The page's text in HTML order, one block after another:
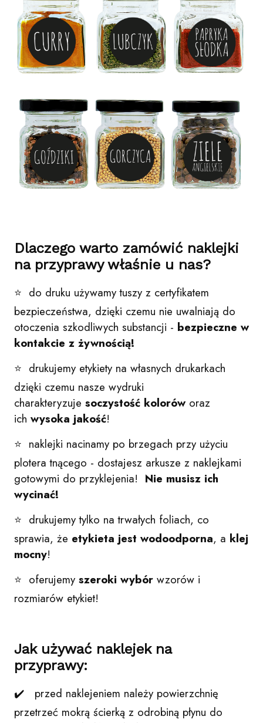
Dlaczego warto zamówić naklejki
na przyprawy właśnie u nas?
⭐ do druku używamy tuszy z certyfikatem
bezpieczeństwa, dzięki czemu nie uwalniają do
otoczenia szkodliwych substancji - bezpieczne w
kontakcie z żywnością!
⭐ drukujemy etykiety na własnych drukarkach
dzięki czemu nasze wydruki
charakteryzuje soczystość koloróworaz
ich wysoka jakość!
⭐ naklejki nacinamy po brzegach przy użyciu
plotera tnącego - dostajesz arkusze z naklejkami
gotowymi do przyklejenia! Nie musisz ich
wycinać!
⭐ drukujemy tylko na trwałych foliach, co
sprawia, że etykieta jest wodoodporna, a klej
mocny!
⭐ oferujemy szeroki wybór wzorów i
rozmiarów etykiet!
Jak używać naklejek na
przyprawy:
✔️ przed naklejeniem należy powierzchnię
przetrzeć mokrą ścierką z odrobiną płynu do